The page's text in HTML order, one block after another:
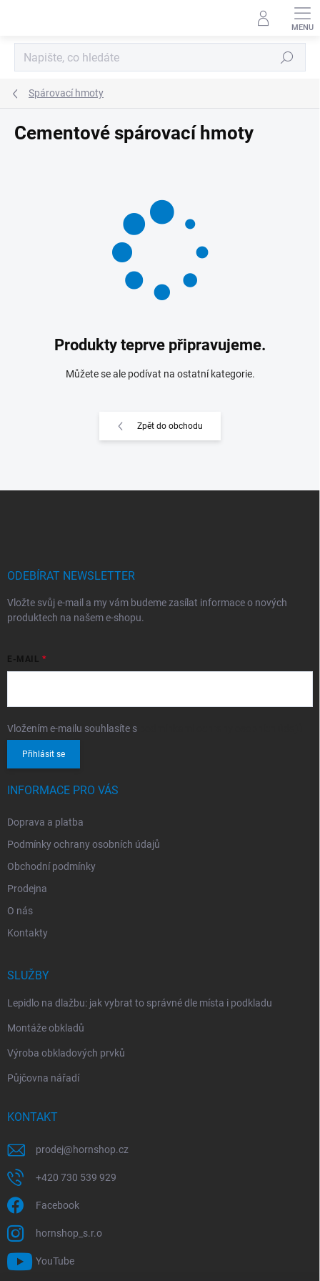
Hledat
Spárovací hmoty
Cementové spárovací hmoty
Produkty teprve připravujeme.
Můžete se ale podívat na ostatní kategorie.
Zpět do obchodu
ODEBÍRAT NEWSLETTER
Vložte svůj e-mail a my vám budeme zasílat informace o nových
produktech na našem e-shopu.
E-MAIL
Vložením e-mailu souhlasíte s
Přihlásit se
INFORMACE PRO VÁS
Doprava a platba
Podmínky ochrany osobních údajů
Obchodní podmínky
Prodejna
O nás
Kontakty
SLUŽBY
Lepidlo na dlažbu: jak vybrat to správné dle místa i podkladu
Montáže obkladů
Výroba obkladových prvků
Půjčovna nářadí
KONTAKT
prodej@hornshop.cz
+420 730 539 929
Facebook
hornshop_s.r.o
YouTube